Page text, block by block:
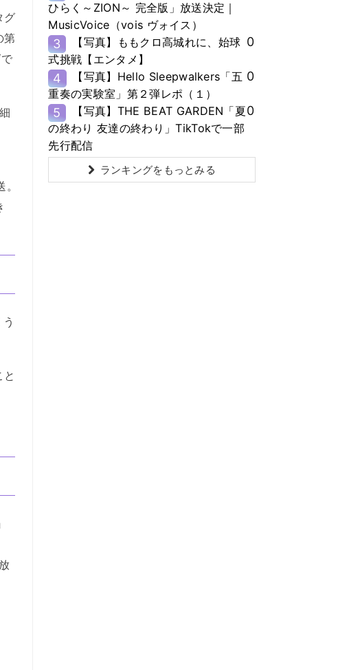
グ
第
ひらく～ZION～ 完全版」放送決定｜
MusicVoice（vois ヴォイス）
3
【写真】ももクロ高城れに、始球
式挑戦【エンタメ】
0
4
【写真】Hello Sleepwalkers「五
重奏の実験室」第２弾レポ（１）
0
5
【写真】THE BEAT GARDEN「夏
の終わり 友達の終わり」TikTokで一部
先行配信
0
ランキングをもっとみる